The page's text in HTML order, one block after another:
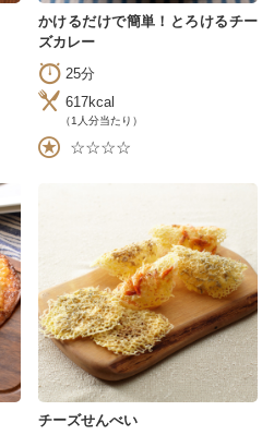
かけるだけで簡単！とろけるチー
ズカレー
25分
617kcal
（1人分当たり）
☆☆☆☆
チーズせんべい